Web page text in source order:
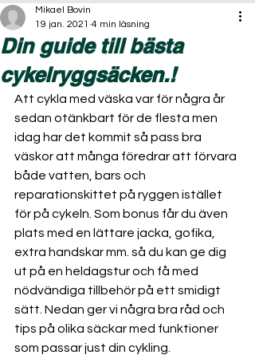
Din guide till bästa
cykelryggsäcken.!
Mikael Bovin
19 jan. 2021 4 min läsning
Att cykla med väska var för några år
sedan otänkbart för de flesta men
idag har det kommit så pass bra
väskor att många föredrar att förvara
både vatten, bars och
reparationskittet på ryggen istället
för på cykeln. Som bonus får du även
plats med en lättare jacka, gofika,
extra handskar mm. så du kan ge dig
ut på en heldagstur och få med
nödvändiga tillbehör på ett smidigt
sätt. Nedan ger vi några bra råd och
tips på olika säckar med funktioner
som passar just din cykling.